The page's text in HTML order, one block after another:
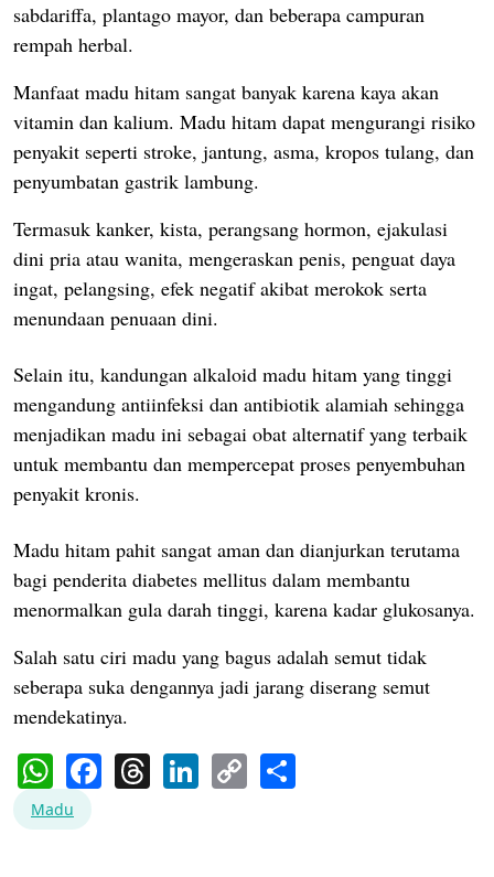
sabdariffa, plantago mayor, dan beberapa campuran
rempah herbal.
Manfaat madu hitam sangat banyak karena kaya akan
vitamin dan kalium. Madu hitam dapat mengurangi risiko
penyakit seperti stroke, jantung, asma, kropos tulang, dan
penyumbatan gastrik lambung.
Termasuk kanker, kista, perangsang hormon, ejakulasi
dini pria atau wanita, mengeraskan penis, penguat daya
ingat, pelangsing, efek negatif akibat merokok serta
menundaan penuaan dini.
Selain itu, kandungan alkaloid madu hitam yang tinggi
mengandung antiinfeksi dan antibiotik alamiah sehingga
menjadikan madu ini sebagai obat alternatif yang terbaik
untuk membantu dan mempercepat proses penyembuhan
penyakit kronis.
Madu hitam pahit sangat aman dan dianjurkan terutama
bagi penderita diabetes mellitus dalam membantu
menormalkan gula darah tinggi, karena kadar glukosanya.
Salah satu ciri madu yang bagus adalah semut tidak
seberapa suka dengannya jadi jarang diserang semut
mendekatinya.
WhatsApp
Facebook
Threads
LinkedIn
Copy
Link
Madu